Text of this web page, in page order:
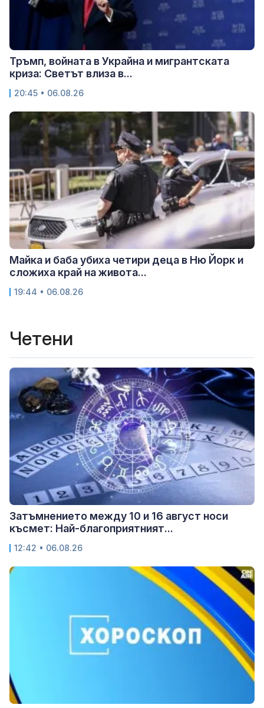
Тръмп, войната в Украйна и мигрантската
криза: Светът влиза в...
20:45 • 06.08.26
Майка и баба убиха четири деца в Ню Йорк и
сложиха край на живота...
19:44 • 06.08.26
Четени
Затъмнението между 10 и 16 август носи
късмет: Най-благоприятният...
12:42 • 06.08.26